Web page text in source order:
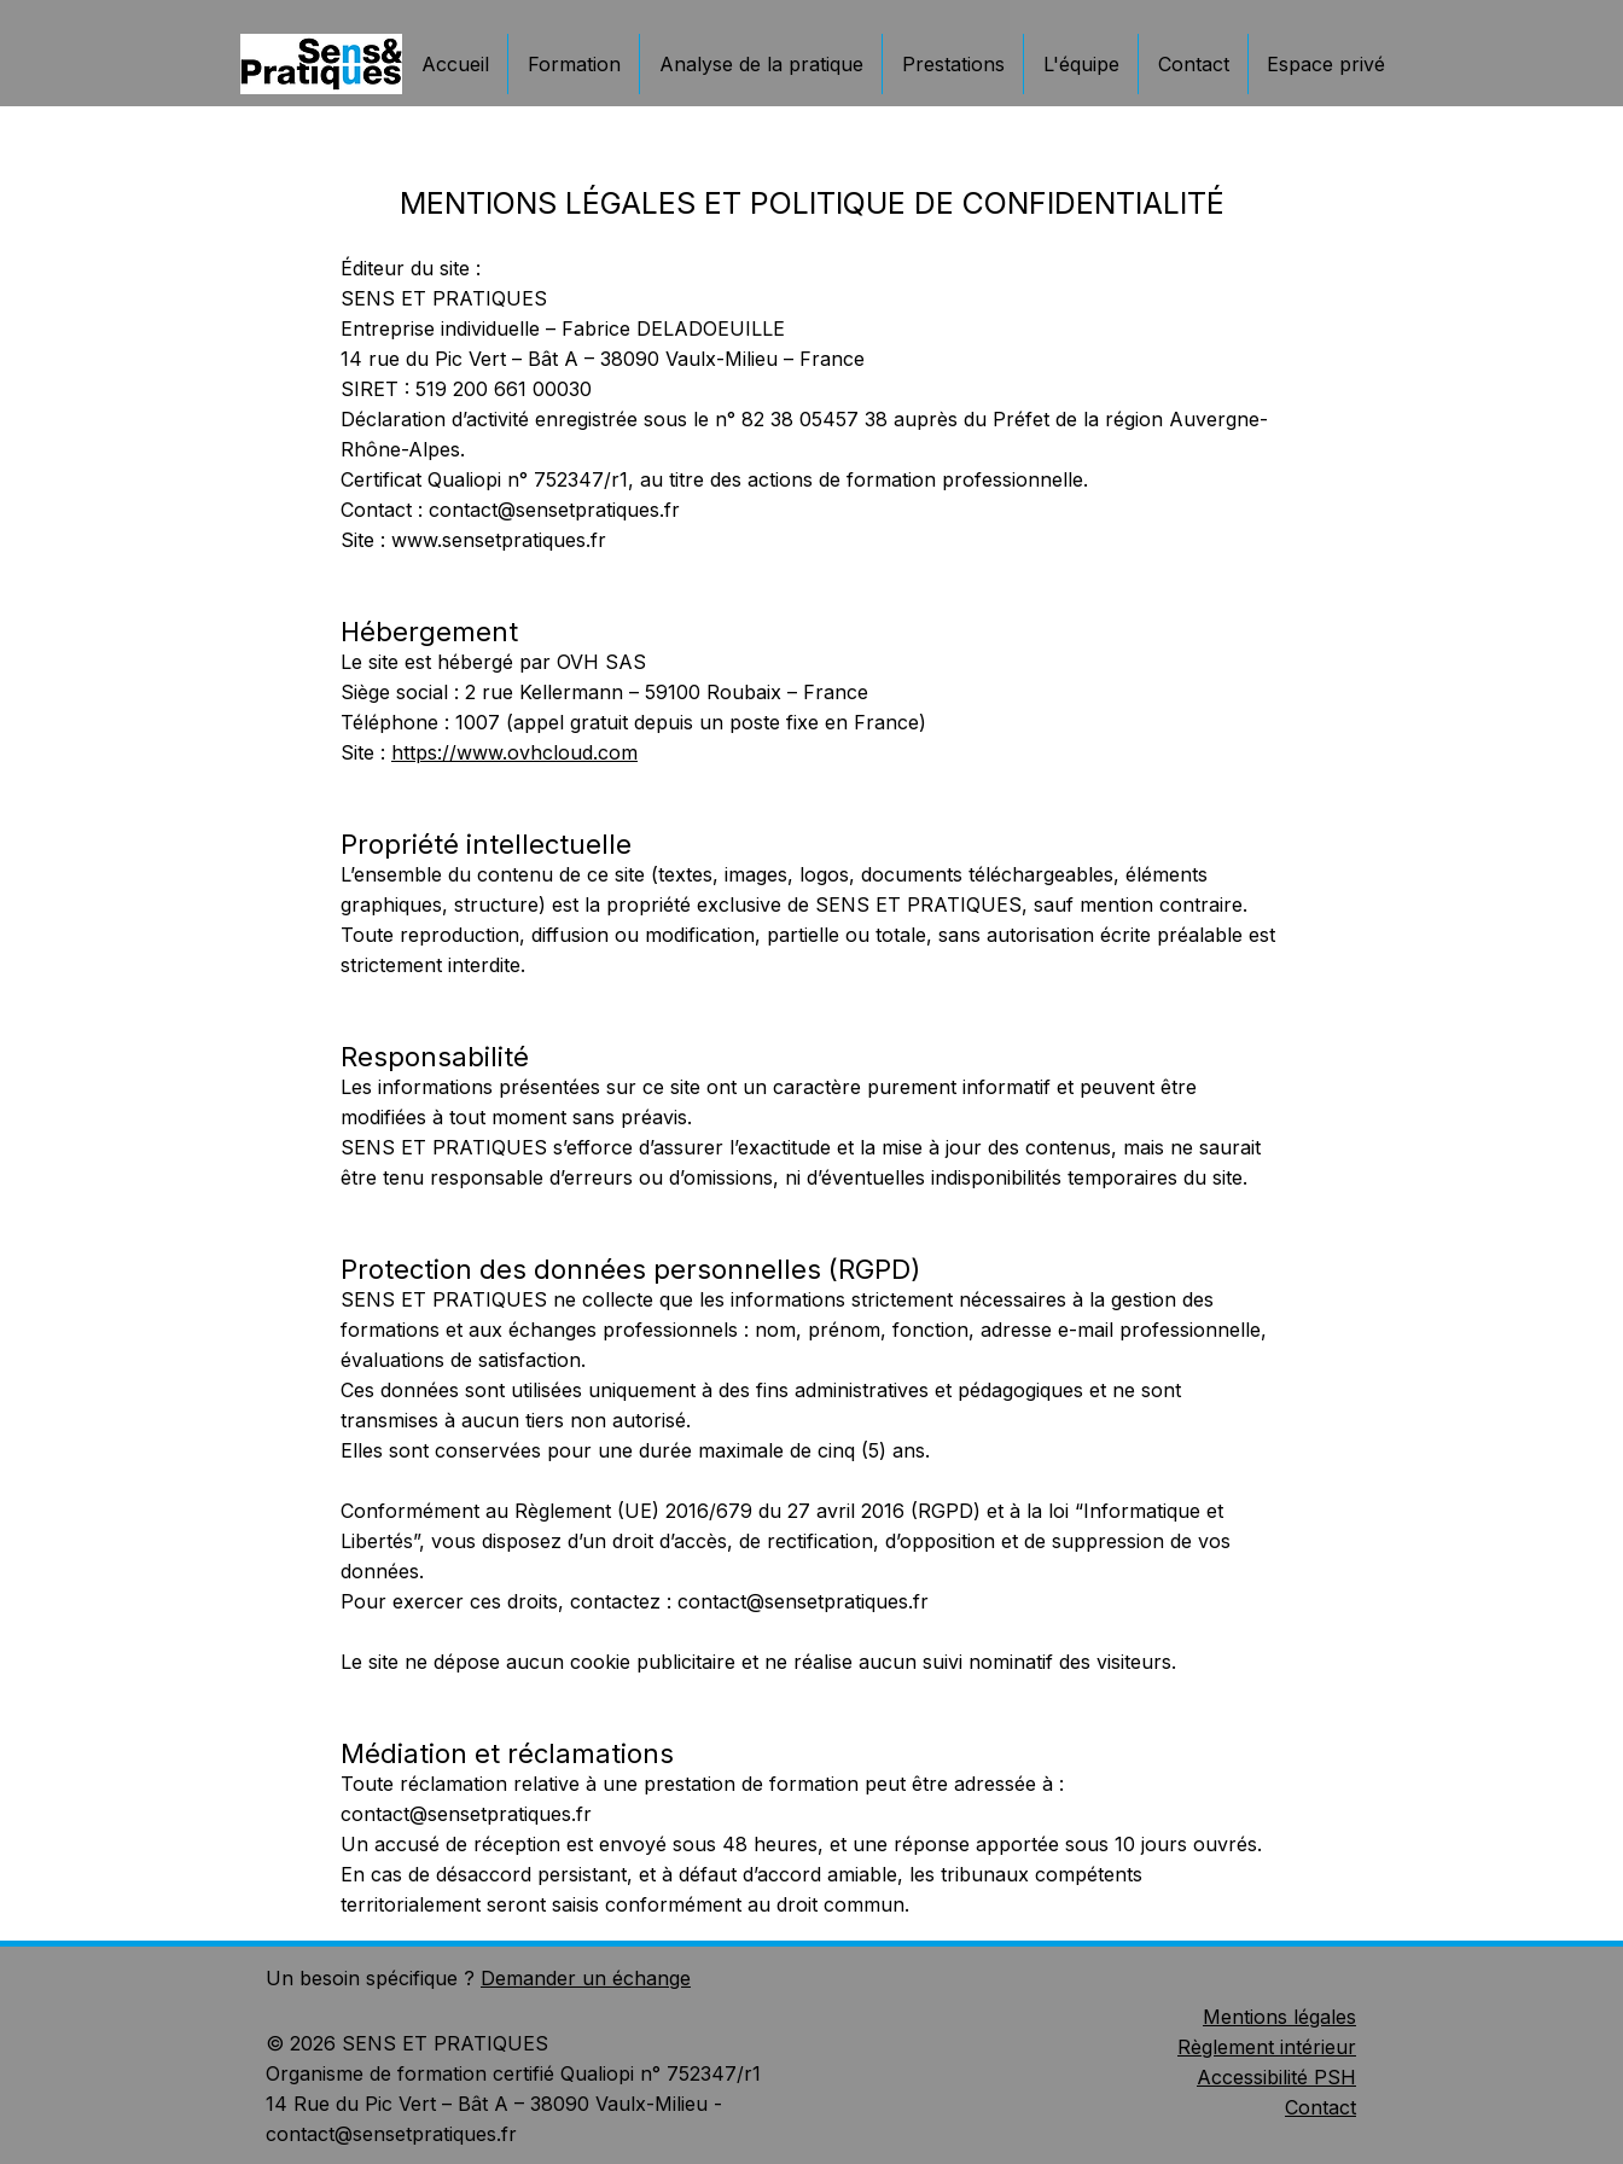
Accueil Formation Analyse de la pratique Prestations L'équipe Contact Espace privé
MENTIONS LÉGALES ET POLITIQUE DE CONFIDENTIALITÉ
Éditeur du site :
SENS ET PRATIQUES
Entreprise individuelle – Fabrice DELADOEUILLE
14 rue du Pic Vert – Bât A – 38090 Vaulx-Milieu – France
SIRET : 519 200 661 00030
Déclaration d’activité enregistrée sous le n° 82 38 05457 38 auprès du Préfet de la région Auvergne-
Rhône-Alpes.
Certificat Qualiopi n° 752347/r1, au titre des actions de formation professionnelle.
Contact : contact@sensetpratiques.fr
Site : www.sensetpratiques.fr
Hébergement
Le site est hébergé par OVH SAS
Siège social : 2 rue Kellermann – 59100 Roubaix – France
Téléphone : 1007 (appel gratuit depuis un poste fixe en France)
Site : https://www.ovhcloud.com
Propriété intellectuelle
L’ensemble du contenu de ce site (textes, images, logos, documents téléchargeables, éléments
graphiques, structure) est la propriété exclusive de SENS ET PRATIQUES, sauf mention contraire.
Toute reproduction, diffusion ou modification, partielle ou totale, sans autorisation écrite préalable est
strictement interdite.
Responsabilité
Les informations présentées sur ce site ont un caractère purement informatif et peuvent être
modifiées à tout moment sans préavis.
SENS ET PRATIQUES s’efforce d’assurer l’exactitude et la mise à jour des contenus, mais ne saurait
être tenu responsable d’erreurs ou d’omissions, ni d’éventuelles indisponibilités temporaires du site.
Protection des données personnelles (RGPD)
SENS ET PRATIQUES ne collecte que les informations strictement nécessaires à la gestion des
formations et aux échanges professionnels : nom, prénom, fonction, adresse e-mail professionnelle,
évaluations de satisfaction.
Ces données sont utilisées uniquement à des fins administratives et pédagogiques et ne sont
transmises à aucun tiers non autorisé.
Elles sont conservées pour une durée maximale de cinq (5) ans.
Conformément au Règlement (UE) 2016/679 du 27 avril 2016 (RGPD) et à la loi “Informatique et
Libertés”, vous disposez d’un droit d’accès, de rectification, d’opposition et de suppression de vos
données.
Pour exercer ces droits, contactez : contact@sensetpratiques.fr
Le site ne dépose aucun cookie publicitaire et ne réalise aucun suivi nominatif des visiteurs.
Médiation et réclamations
Toute réclamation relative à une prestation de formation peut être adressée à :
contact@sensetpratiques.fr
Un accusé de réception est envoyé sous 48 heures, et une réponse apportée sous 10 jours ouvrés.
En cas de désaccord persistant, et à défaut d’accord amiable, les tribunaux compétents
territorialement seront saisis conformément au droit commun.
Un besoin spécifique ? Demander un échange
© 2026 SENS ET PRATIQUES
Organisme de formation certifié Qualiopi n° 752347/r1
14 Rue du Pic Vert – Bât A – 38090 Vaulx-Milieu -
contact@sensetpratiques.fr
Mentions légales
Règlement intérieur
Accessibilité PSH
Contact